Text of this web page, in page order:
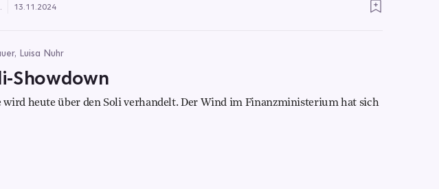
13.11.2024
Luisa Nuhr
Showdown
heute über den Soli verhandelt. Der Wind im Finanzministerium hat sich